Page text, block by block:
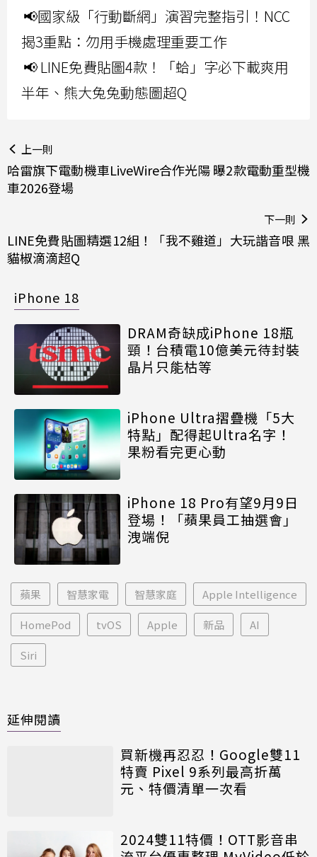
📢國家級「行動斷網」演習完整指引！NCC
揭3重點：勿用手機處理重要工作
📢 LINE免費貼圖4款！「蛤」字必下載爽用
半年、熊大兔兔動態圖超Q
上一則
哈雷旗下電動機車LiveWire合作光陽 曝2款電動重型機
車2026登場
下一則
LINE免費貼圖精選12組！「我不雞道」大玩諧音哏 黑
貓椒滴滴超Q
iPhone 18
DRAM奇缺成iPhone 18瓶
頸！台積電10億美元待封裝
晶片只能枯等
iPhone Ultra摺疊機「5大
特點」配得起Ultra名字！
果粉看完更心動
iPhone 18 Pro有望9月9日
登場！「蘋果員工抽選會」
洩端倪
蘋果 智慧家電 智慧家庭 Apple Intelligence
HomePod tvOS Apple 新品 AI
Siri
延伸閱讀
買新機再忍忍！Google雙11
特賣 Pixel 9系列最高折萬
元、特價清單一次看
2024雙11特價！OTT影音串